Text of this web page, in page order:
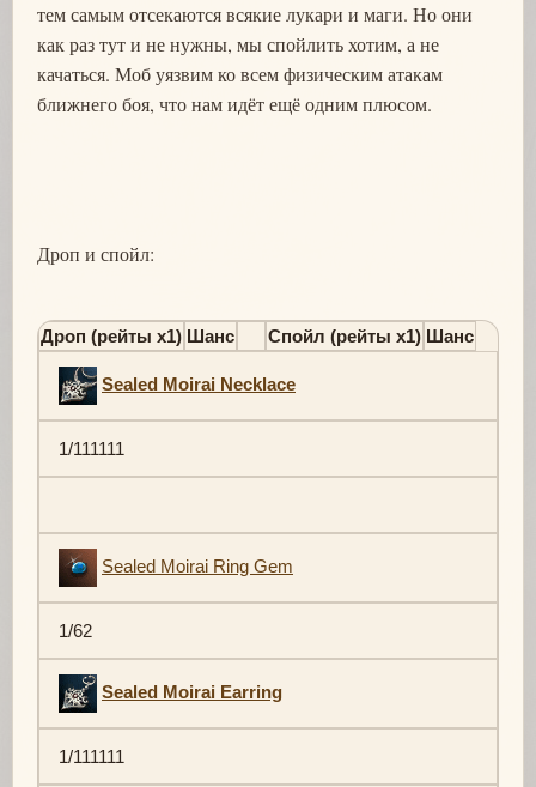
тем самым отсекаются всякие лукари и маги. Но они
как раз тут и не нужны, мы спойлить хотим, а не
качаться. Моб уязвим ко всем физическим атакам
ближнего боя, что нам идёт ещё одним плюсом.
Дроп и спойл:
Дроп (рейты х1) Шанс Спойл (рейты х1) Шанс
Sealed Moirai Necklace
1/111111
Sealed Moirai Ring Gem
1/62
Sealed Moirai Earring
1/111111